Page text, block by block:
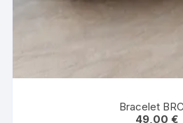
Bracelet
49,00€